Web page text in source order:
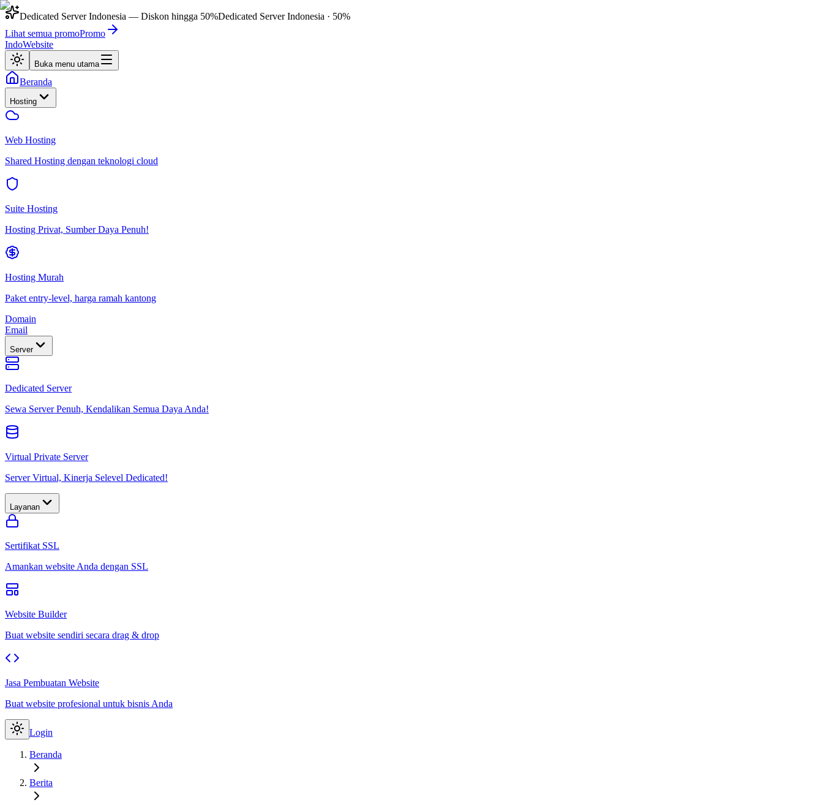
Dedicated Server Indonesia — Diskon hingga 50%Dedicated Server Indonesia · 50%
Lihat semua promoPromo
IndoWebsite
Buka menu utama
Beranda
Hosting
Web Hosting
Shared Hosting dengan teknologi cloud
Suite Hosting
Hosting Privat, Sumber Daya Penuh!
Hosting Murah
Paket entry-level, harga ramah kantong
Domain
Email
Server
Dedicated Server
Sewa Server Penuh, Kendalikan Semua Daya Anda!
Virtual Private Server
Server Virtual, Kinerja Selevel Dedicated!
Layanan
Sertifikat SSL
Amankan website Anda dengan SSL
Website Builder
Buat website sendiri secara drag & drop
Jasa Pembuatan Website
Buat website profesional untuk bisnis Anda
Login
Beranda
Berita